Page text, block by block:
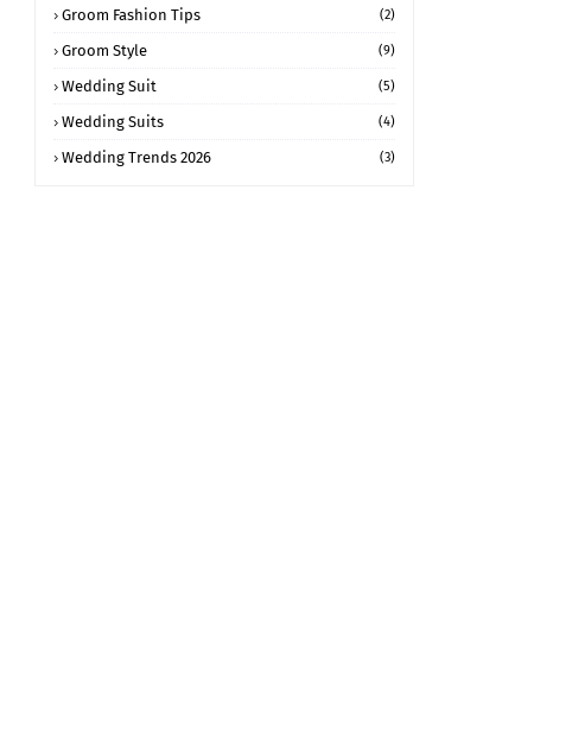
Groom Fashion Tips (2)
Groom Style (9)
Wedding Suit (5)
Wedding Suits (4)
Wedding Trends 2026 (3)